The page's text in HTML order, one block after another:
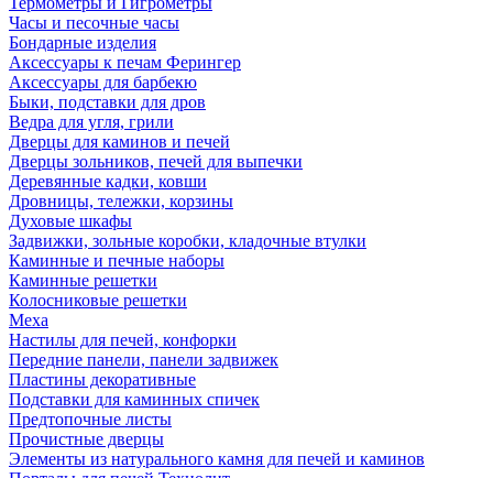
Часы и песочные часы
Бондарные изделия
Аксессуары к печам Ферингер
Аксессуары для барбекю
Быки, подставки для дров
Ведра для угля, грили
Дверцы для каминов и печей
Дверцы зольников, печей для выпечки
Деревянные кадки, ковши
Дровницы, тележки, корзины
Духовые шкафы
Задвижки, зольные коробки, кладочные втулки
Каминные и печные наборы
Каминные решетки
Колосниковые решетки
Меха
Настилы для печей, конфорки
Передние панели, панели задвижек
Пластины декоративные
Подставки для каминных спичек
Предтопочные листы
Прочистные дверцы
Элементы из натурального камня для печей и каминов